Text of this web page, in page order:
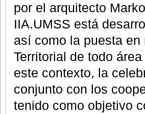
por el arquitecto
IIA.UMSS está
así como la puesta en
Territorial de todo
este contexto, la
conjunto con los
tenido como objetivo